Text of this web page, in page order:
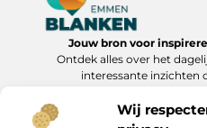
Wij
Jouw bron voor
Ontdek alles over het
interessante inzichten
Bericht categorie